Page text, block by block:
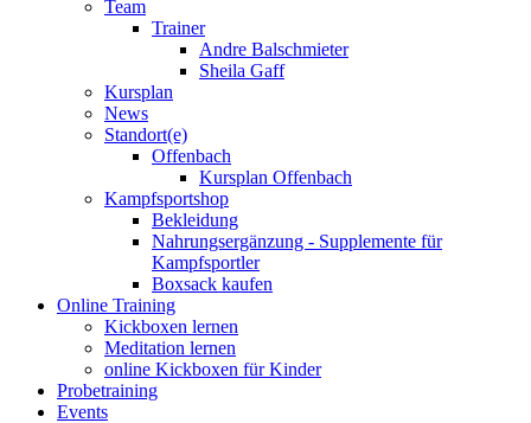
Team
Trainer
Andre Balschmieter
Sheila Gaff
Kursplan
News
Standort(e)
Offenbach
Kursplan Offenbach
Kampfsportshop
Bekleidung
Nahrungsergänzung - Supplemente für
Kampfsportler
Boxsack kaufen
Online Training
Kickboxen lernen
Meditation lernen
online Kickboxen für Kinder
Probetraining
Events